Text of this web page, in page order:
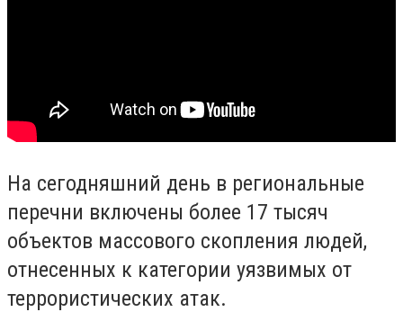
На сегодняшний день в региональные
перечни включены более 17 тысяч
объектов массового скопления людей,
отнесенных к категории уязвимых от
террористических атак.